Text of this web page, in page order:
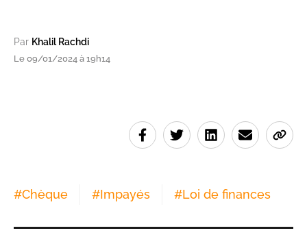
Par Khalil Rachdi
Le 09/01/2024 à 19h14
#Chèque #Impayés #Loi de finances